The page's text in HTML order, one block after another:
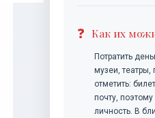
Как их
Потратить
музеи, театры,
отметить:
почту,
личность. В